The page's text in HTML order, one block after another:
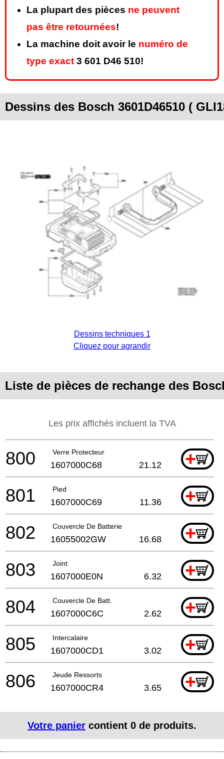
La plupart des pièces ne peuvent
pas être retournées!
La machine doit avoir le numéro de
type exact 3 601 D46 510!
Dessins des Bosch 3601D46510 (
Dessins techniques 1
Cliquez pour agrandir
Liste de pièces de rechange des
Les prix affichés incluent la TVA
Verre Protecteur +
800 1607000C68 21.12
Pied +
801 1607000C69 11.36
Couvercle De Batterie +
802 16055002GW 16.68
Joint +
803 1607000E0N 6.32
Couvercle De Batt. +
804 1607000C6C 2.62
Intercalaire +
805 1607000CD1 3.02
Jeude Ressorts +
806 1607000CR4 3.65
Votre panier contient 0 de produits.